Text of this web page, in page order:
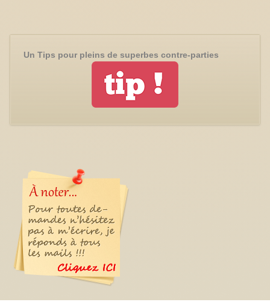
Un Tips pour pleins de superbes contre-parties